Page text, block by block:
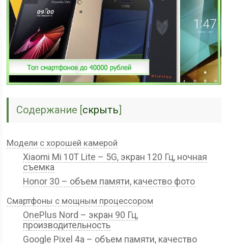
Содержание [скрыть]
Модели с хорошей камерой
Xiaomi Mi 10T Lite – 5G, экран 120 Гц, ночная
съемка
Honor 30 – объем памяти, качество фото
Смартфоны с мощным процессором
OnePlus Nord – экран 90 Гц,
производительность
Google Pixel 4a – объем памяти, качество